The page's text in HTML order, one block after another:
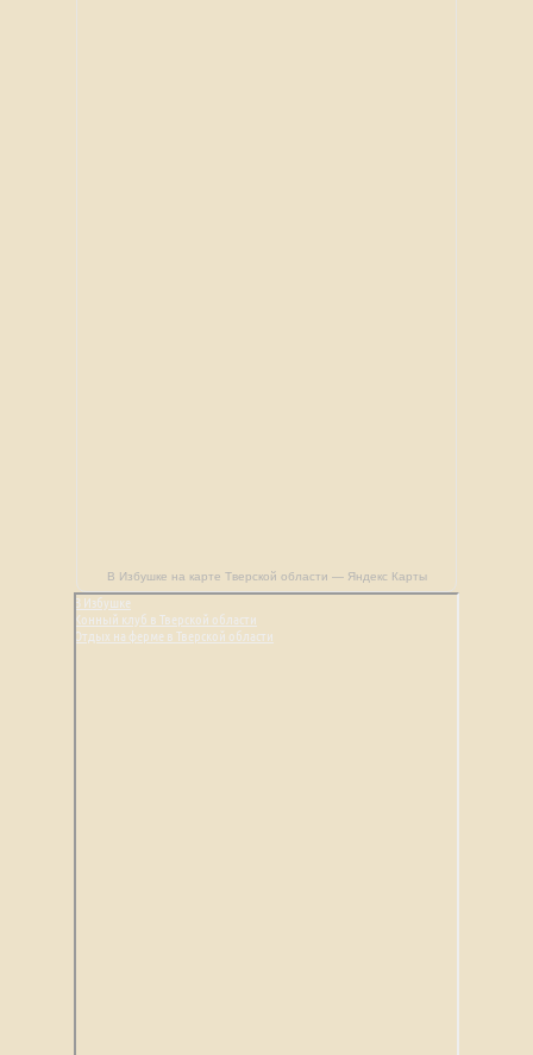
В Избушке на карте Тверской области — Яндекс Карты
В Избушке
Конный клуб в Тверской области
Отдых на ферме в Тверской области